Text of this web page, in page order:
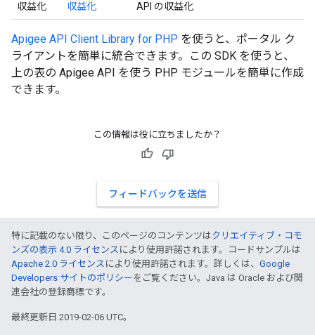
収益化 収益化 API の収益化
Apigee API Client Library for PHP を使うと、ポータル ク
ライアントを簡単に統合できます。この SDK を使うと、
上の表の Apigee API を使う PHP モジュールを簡単に作成
できます。
この情報は役に立ちましたか？
フィードバックを送信
特に記載のない限り、このページのコンテンツはクリエイティブ・コモ
ンズの表示 4.0 ライセンス により使用許諾されます。コードサンプルは
Apache 2.0 ライセンス により使用許諾されます。詳しくは、 Google
Developers サイトのポリシー をご覧ください。Java は Oracle および関
連会社の登録商標です。
最終更新日 2019-02-06 UTC。